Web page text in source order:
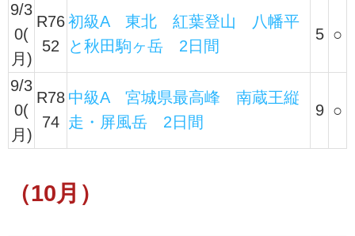
9/3
0(
月)
R76
52
初級A 東北 紅葉登山 八幡平
と秋田駒ヶ岳 2日間
5 ○
9/3
0(
月)
R78
74
中級A 宮城県最高峰 南蔵王縦
走・屏風岳 2日間
9 ○
（10月）